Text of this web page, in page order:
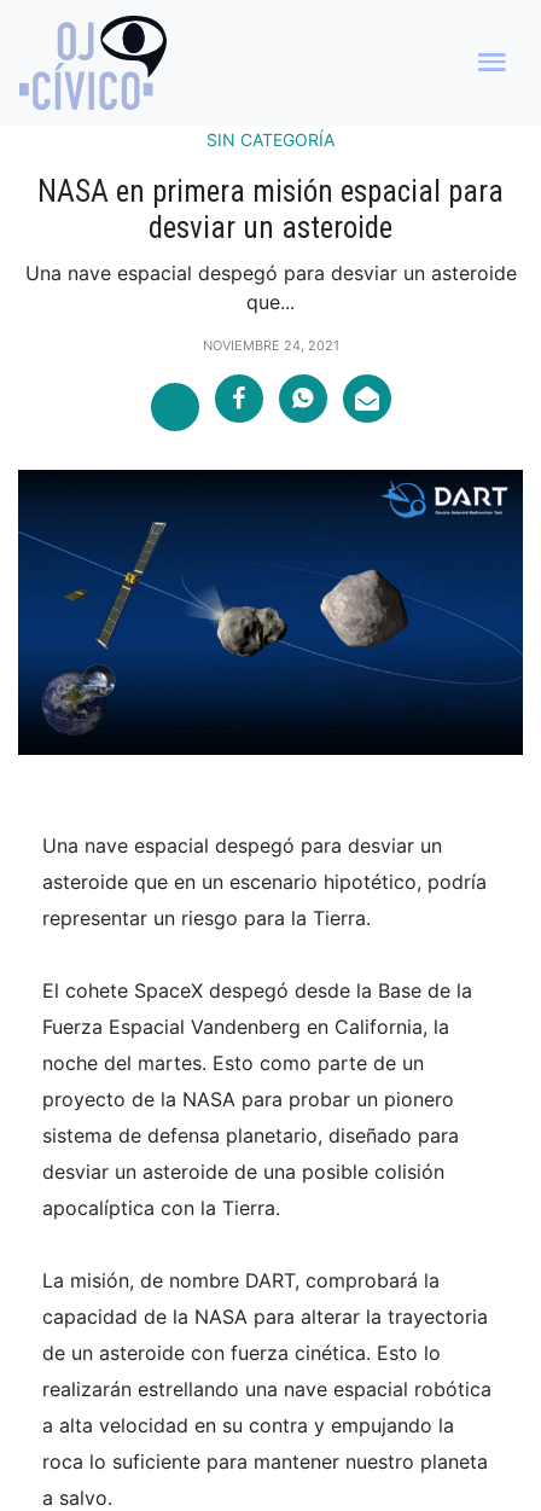
SIN CATEGORÍA
NASA en primera misión espacial para
desviar un asteroide
Una nave espacial despegó para desviar un asteroide
que...
NOVIEMBRE 24, 2021
Una nave espacial despegó para desviar un
asteroide que en un escenario hipotético, podría
representar un riesgo para la Tierra.
El cohete SpaceX despegó desde la Base de la
Fuerza Espacial Vandenberg en California, la
noche del martes. Esto como parte de un
proyecto de la NASA para probar un pionero
sistema de defensa planetario, diseñado para
desviar un asteroide de una posible colisión
apocalíptica con la Tierra.
La misión, de nombre DART, comprobará la
capacidad de la NASA para alterar la trayectoria
de un asteroide con fuerza cinética. Esto lo
realizarán estrellando una nave espacial robótica
a alta velocidad en su contra y empujando la
roca lo suficiente para mantener nuestro planeta
a salvo.